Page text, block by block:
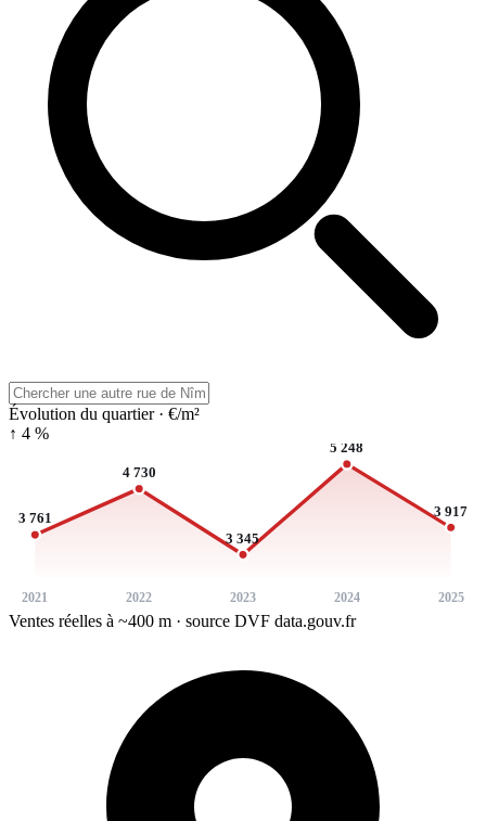
Évolution du quartier · €/m²
↑ 4 %
3 761
2021
4 730
2022
3 345
2023
5 248
2024
3 917
2025
Ventes réelles à ~400 m · source DVF data.gouv.fr